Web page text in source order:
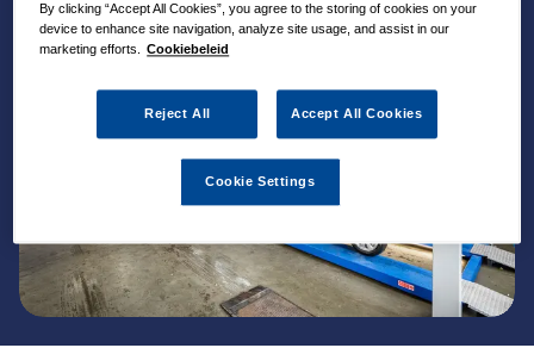
By clicking “Accept All Cookies”, you agree to the storing of cookies on your
device to enhance site navigation, analyze site usage, and assist in our
marketing efforts.
Cookiebeleid
Reject All Accept All Cookies
Cookie Settings